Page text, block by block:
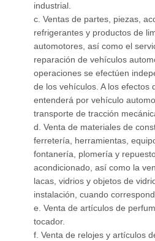
industrial.
c. Ventas de partes, piezas,
refrigerantes y productos de
automotores, así como el
reparación de vehículos
operaciones se efectúen
de los vehículos. A los efectos
entenderá por vehículo
transporte de tracción
d. Venta de materiales de
ferretería, herramientas,
fontanería, plomería y
acondicionado, así como la
lacas, vidrios y objetos de
instalación, cuando
e. Venta de artículos de
tocador.
f. Venta de relojes y artículos